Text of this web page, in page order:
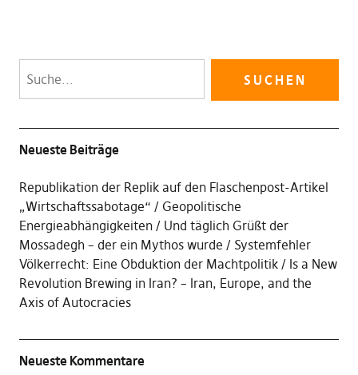
Neueste Beiträge
Republikation der Replik auf den Flaschenpost-Artikel
„Wirtschaftssabotage“
Geopolitische
Energieabhängigkeiten
Und täglich Grüßt der
Mossadegh – der ein Mythos wurde
Systemfehler
Völkerrecht: Eine Obduktion der Machtpolitik
Is a New
Revolution Brewing in Iran? – Iran, Europe, and the
Axis of Autocracies
Neueste Kommentare